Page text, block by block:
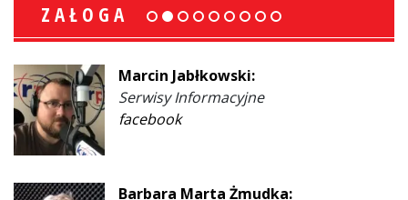
ZAŁOGA
Marcin Jabłkowski:
Serwisy Informacyjne
facebook
Barbara Marta Żmudka: